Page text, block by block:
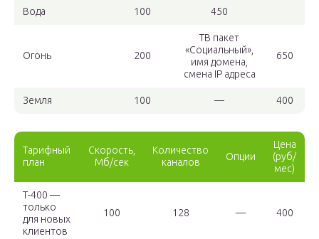
Вода 100 450
Огонь 200
ТВ пакет
«Социальный»,
имя домена,
смена IP адреса
650
Земля 100 — 400
Тарифный
план
Скорость,
Мб/сек
Количество
каналов
Опции
Цена
(руб/
мес)
Т-400 —
только
для новых
клиентов
100 128 — 400